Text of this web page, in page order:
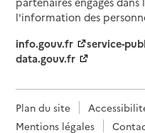
l'information des
info.gouv.fr
service-
data.gouv.fr
Plan du site
Mentions légales